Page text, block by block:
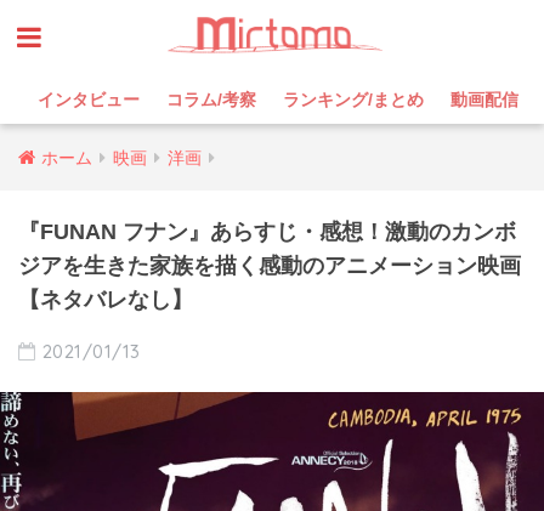
インタビュー コラム/考察 ランキング/まとめ 動画配信
ホーム 映画 洋画
『FUNAN フナン』あらすじ・感想！激動のカンボ
ジアを生きた家族を描く感動のアニメーション映画
【ネタバレなし】
2021/01/13